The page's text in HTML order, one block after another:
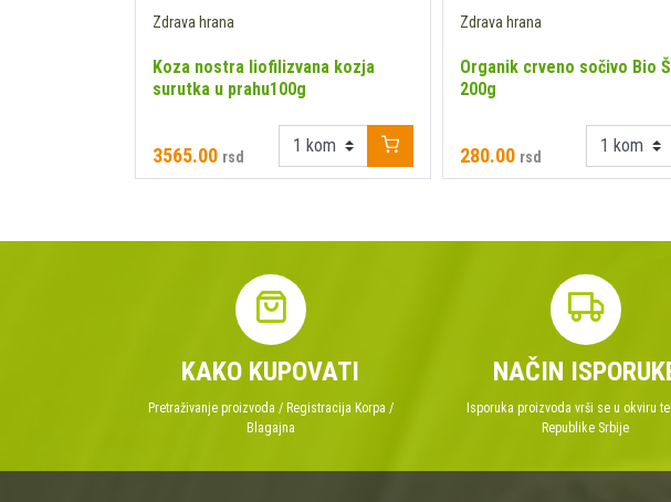
Zdrava hrana
Koza nostra liofilizvana kozja
surutka u prahu100g
3565.00 rsd
Zdrava hrana
Organik crveno sočivo Bio
200g
280.00 rsd
KAKO KUPOVATI
Pretraživanje proizvoda / Registracija Korpa /
Blagajna
NAČIN
Isporuka proizvoda vrši se u okviru
Republike Srbije